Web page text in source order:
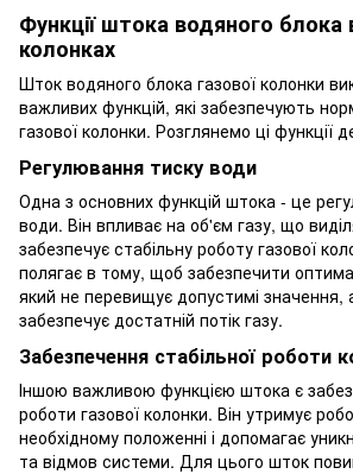
Функції штока водяного блока
колонках
Шток водяного блока газової колонки
важливих функцій, які забезпечують
газової колонки. Розглянемо ці функції
Регулювання тиску води
Одна з основних функцій штока - це
води. Він впливає на об'єм газу, що
забезпечує стабільну роботу газової
полягає в тому, щоб забезпечити
який не перевищує допустимі значення,
забезпечує достатній потік газу.
Забезпечення стабільної роботи
Іншою важливою функцією штока є
роботи газової колонки. Він утримує
необхідному положенні і допомагає
та відмов системи. Для цього шток